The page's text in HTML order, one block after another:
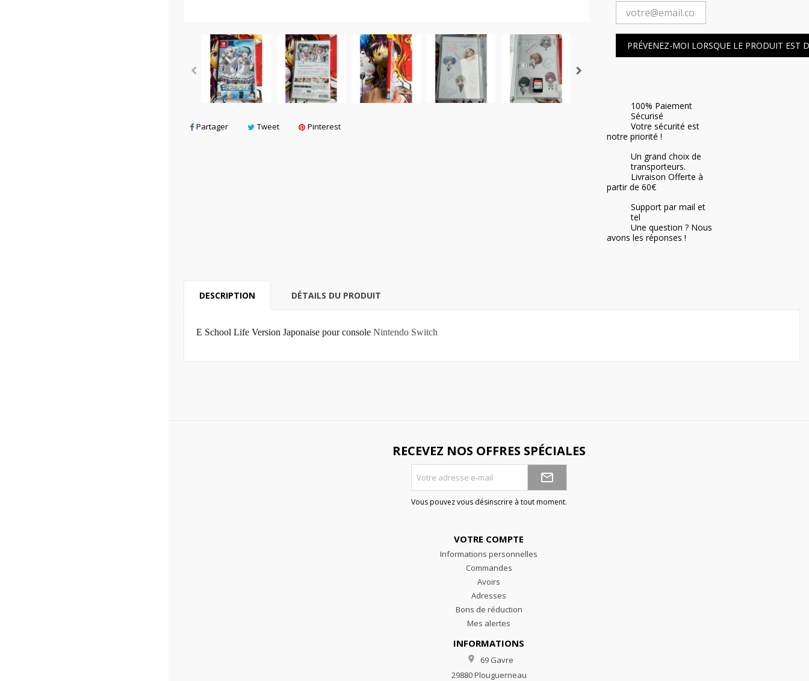
Partager Tweet Pinterest
PRÉVENEZ-MOI LORSQUE LE PRODUIT EST
100% Paiement
Sécurisé
Votre sécurité est
notre priorité !
Un grand choix de
transporteurs.
Livraison Offerte à
partir de 60€
Support par mail et
tel
Une question ? Nous
avons les réponses !
DESCRIPTION DÉTAILS DU PRODUIT
E School Life Version Japonaise pour console Nintendo Switch
RECEVEZ NOS OFFRES SPÉCIALES
Vous pouvez vous désinscrire à tout moment.
VOTRE COMPTE
Informations personnelles
Commandes
Avoirs
Adresses
Bons de réduction
Mes alertes
INFORMATIONS

69 Gavre
29880 Plouguerneau